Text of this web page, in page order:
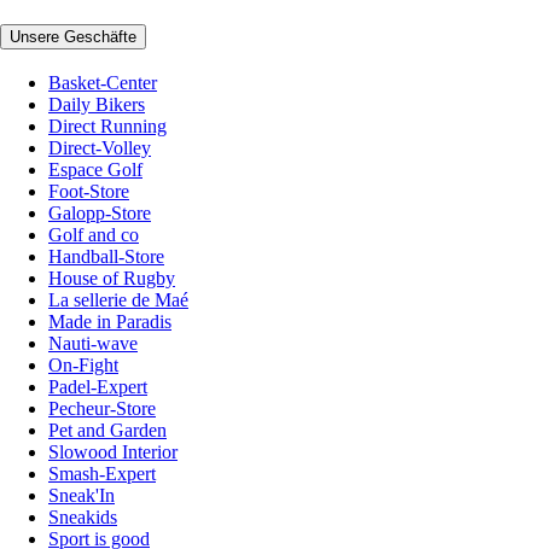
Unsere Geschäfte
Basket-Center
Daily Bikers
Direct Running
Direct-Volley
Espace Golf
Foot-Store
Galopp-Store
Golf and co
Handball-Store
House of Rugby
La sellerie de Maé
Made in Paradis
Nauti-wave
On-Fight
Padel-Expert
Pecheur-Store
Pet and Garden
Slowood Interior
Smash-Expert
Sneak'In
Sneakids
Sport is good